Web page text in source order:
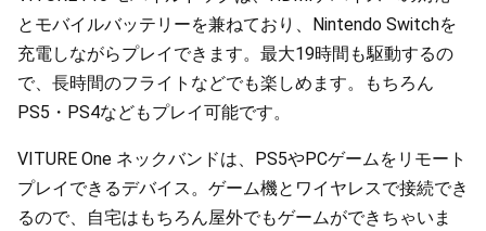
とモバイルバッテリーを兼ねており、Nintendo Switchを
充電しながらプレイできます。最大19時間も駆動するの
で、長時間のフライトなどでも楽しめます。もちろん
PS5・PS4などもプレイ可能です。
VITURE One ネックバンドは、PS5やPCゲームをリモート
プレイできるデバイス。ゲーム機とワイヤレスで接続でき
るので、自宅はもちろん屋外でもゲームができちゃいま